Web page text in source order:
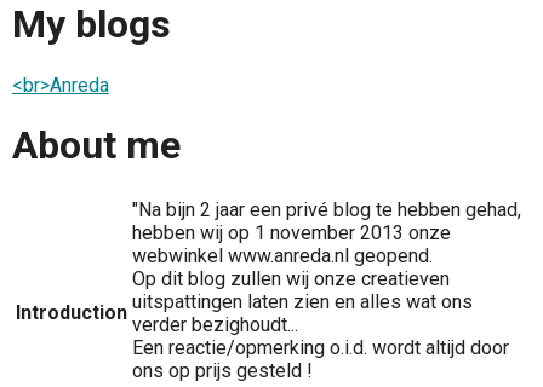
My blogs
<br>Anreda
About me
Introduction
"Na bijn 2 jaar een privé blog te hebben gehad,
hebben wij op 1 november 2013 onze
webwinkel www.anreda.nl geopend.
Op dit blog zullen wij onze creatieven
uitspattingen laten zien en alles wat ons
verder bezighoudt...
Een reactie/opmerking o.i.d. wordt altijd door
ons op prijs gesteld !